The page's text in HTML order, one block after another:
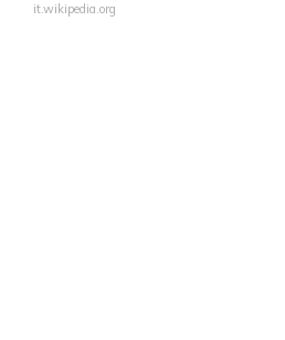
it.wikipedia.org